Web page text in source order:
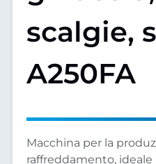
scalgie,
A250FA
Macchina per la
raffreddamento,